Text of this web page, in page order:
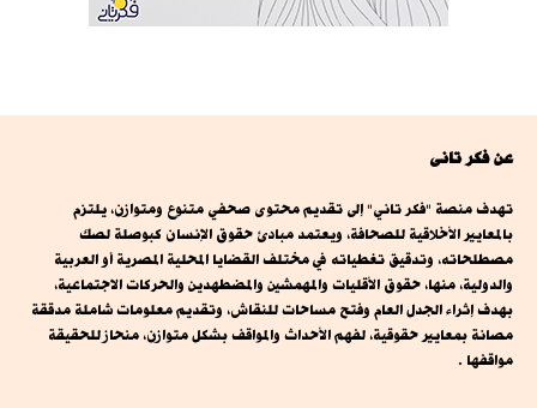
عن فكر تانى
تهدف منصة "فكر تاني" إلى تقديم محتوى صحفي متنوع ومتوازن، يلتزم
بالمعايير الأخلاقية للصحافة، ويعتمد مبادئ حقوق الإنسان كبوصلة لصك
مصطلحاته، وتدقيق تغطياته في مختلف القضايا المحلية المصرية أو العربية
والدولية، منها، حقوق الأقليات والمهمشين والمضطهدين والحركات الاجتماعية،
بهدف إثراء الجدل العام وفتح مساحات للنقاش، وتقديم معلومات شاملة مدققة
مصانة بمعايير حقوقية، لفهم الأحداث والمواقف بشكل متوازن، منحاز للحقيقة
مواقفها .